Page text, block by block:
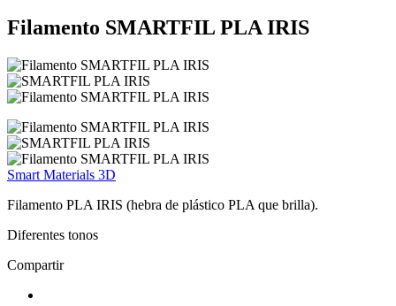
Filamento SMARTFIL PLA IRIS
Smart Materials 3D
Filamento PLA IRIS (hebra de plástico PLA que brilla).
Diferentes tonos
Compartir